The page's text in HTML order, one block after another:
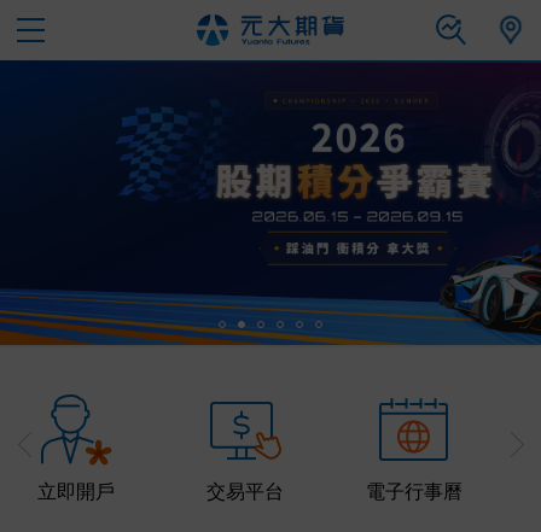
立即開戶 交易平台 電子行事曆